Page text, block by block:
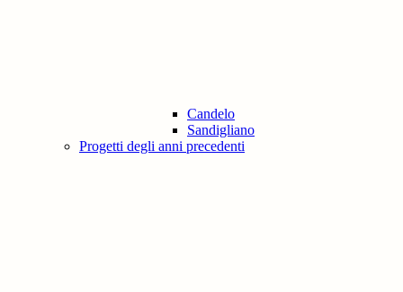
Candelo
Sandigliano
Progetti degli anni precedenti